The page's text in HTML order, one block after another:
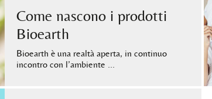
Come nascono i prodotti
Bioearth
Bioearth è una realtà aperta, in continuo
incontro con l’ambiente …